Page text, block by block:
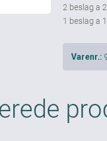
2 beslag a
1 beslag a
Varenr.: